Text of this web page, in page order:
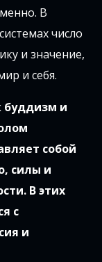
В
число
и значение,
и себя.
буддизм и
собой
силы и
В этих
с
и